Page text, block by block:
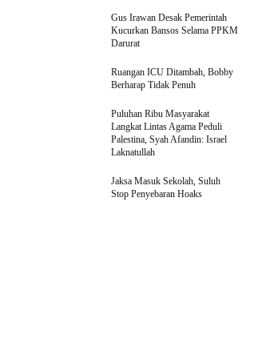
Gus Irawan Desak Pemerintah
Kucurkan Bansos Selama PPKM
Darurat
Ruangan ICU Ditambah, Bobby
Berharap Tidak Penuh
Puluhan Ribu Masyarakat
Langkat Lintas Agama Peduli
Palestina, Syah Afandin: Israel
Laknatullah
Jaksa Masuk Sekolah, Suluh
Stop Penyebaran Hoaks